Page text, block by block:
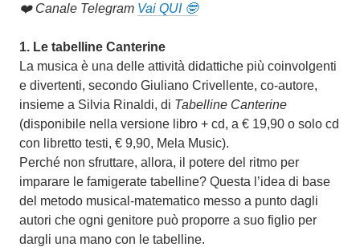
❤️ Canale Telegram Vai QUI 🤓
1. Le tabelline Canterine
La musica è una delle attività didattiche più coinvolgenti
e divertenti, secondo Giuliano Crivellente, co-autore,
insieme a Silvia Rinaldi, di Tabelline Canterine
(disponibile nella versione libro + cd, a € 19,90 o solo cd
con libretto testi, € 9,90, Mela Music).
Perché non sfruttare, allora, il potere del ritmo per
imparare le famigerate tabelline? Questa l’idea di base
del metodo musical-matematico messo a punto dagli
autori che ogni genitore può proporre a suo figlio per
dargli una mano con le tabelline.